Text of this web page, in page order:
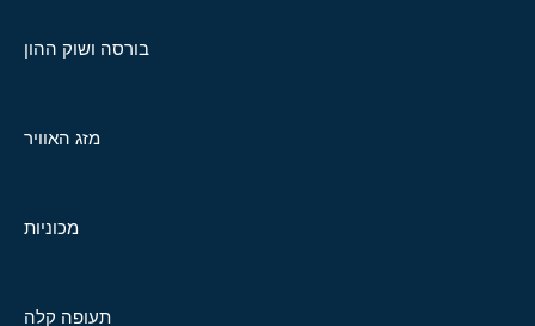
בורסה ושוק ההון
מזג האוויר
מכוניות
תעופה קלה